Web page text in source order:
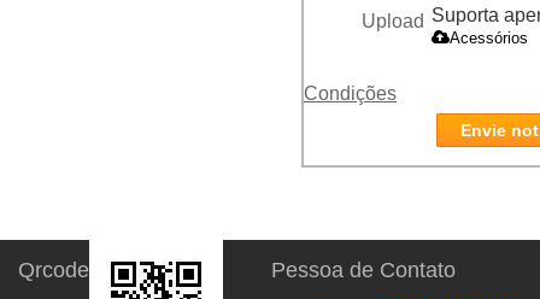
Upload Suporta
Acessórios
Condições
Envie
Qrcode Pessoa de Contato